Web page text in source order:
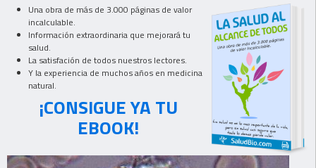
Una obra de más de 3.000 páginas de valor
incalculable.
Información extraordinaria que mejorará tu
salud.
La satisfación de todos nuestros lectores.
Y la experiencia de muchos años en medicina
natural.
¡CONSIGUE YA TU
EBOOK!